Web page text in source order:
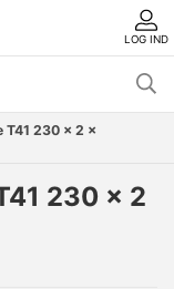
LOG IND
T41 230 x 2 x
230 x 2